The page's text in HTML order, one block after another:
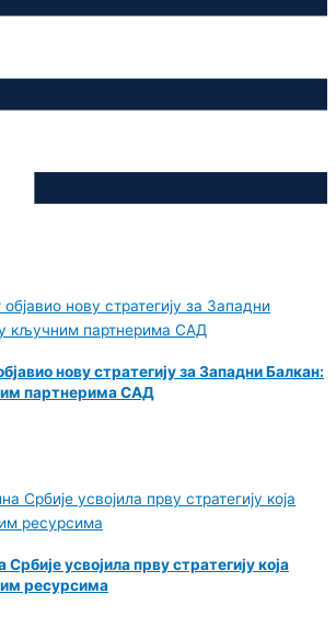
нову стратегију за Западни Балкан:
партнерима САД
усвојила прву стратегију која
ресурсима